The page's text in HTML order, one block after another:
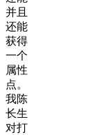
并且
还能
获得
一个
属性
点。
我陈
长生
对打